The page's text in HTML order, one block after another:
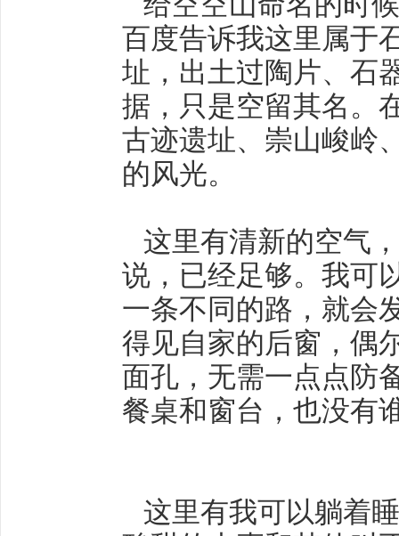
百度告诉我这里属于
址，出土过陶片、石
据，只是空留其名。
古迹遗址、崇山峻岭
的风光。
这里有清新的空气
说，已经足够。我可
一条不同的路，就会
得见自家的后窗，偶
面孔，无需一点点防
餐桌和窗台，也没有
这里有我可以躺着